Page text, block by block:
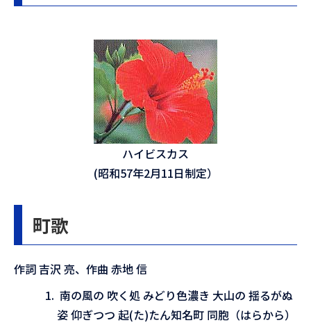
ハイビスカス
(昭和57年2月11日制定）
町歌
作詞 吉沢 亮、作曲 赤地 信
南の風の 吹く処 みどり色濃き 大山の 揺るがぬ
姿 仰ぎつつ 起(た)たん知名町 同胞（はらから）